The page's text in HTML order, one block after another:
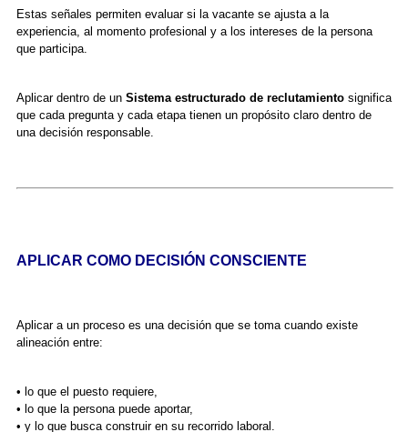
Estas señales permiten evaluar si la vacante se ajusta a la
experiencia, al momento profesional y a los intereses de la persona
que participa.
Aplicar dentro de un Sistema estructurado de reclutamientosignifica
que cada pregunta y cada etapa tienen un propósito claro dentro de
una decisión responsable.
APLICAR COMO DECISIÓN CONSCIENTE
Aplicar a un proceso es una decisión que se toma cuando existe
alineación entre:
• lo que el puesto requiere,
• lo que la persona puede aportar,
• y lo que busca construir en su recorrido laboral.